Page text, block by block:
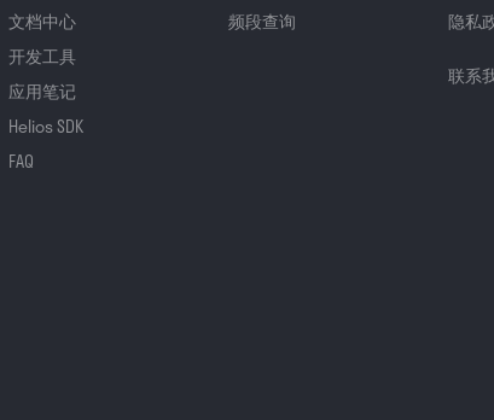
文档中心
开发工具
应用笔记
Helios SDK
FAQ
频段查询
隐私
联系